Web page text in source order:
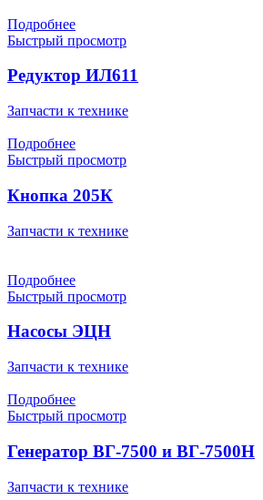
Подробнее
Быстрый просмотр
Редуктор ИЛ611
Запчасти к технике
Подробнее
Быстрый просмотр
Кнопка 205К
Запчасти к технике
Подробнее
Быстрый просмотр
Насосы ЭЦН
Запчасти к технике
Подробнее
Быстрый просмотр
Генератор ВГ-7500 и ВГ-7500Н
Запчасти к технике